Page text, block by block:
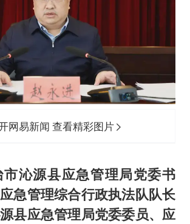
网易新闻 查看精彩图片
市沁源县应急管理局党委书
急管理综合行政执法队队长
县应急管理局党委委员、应